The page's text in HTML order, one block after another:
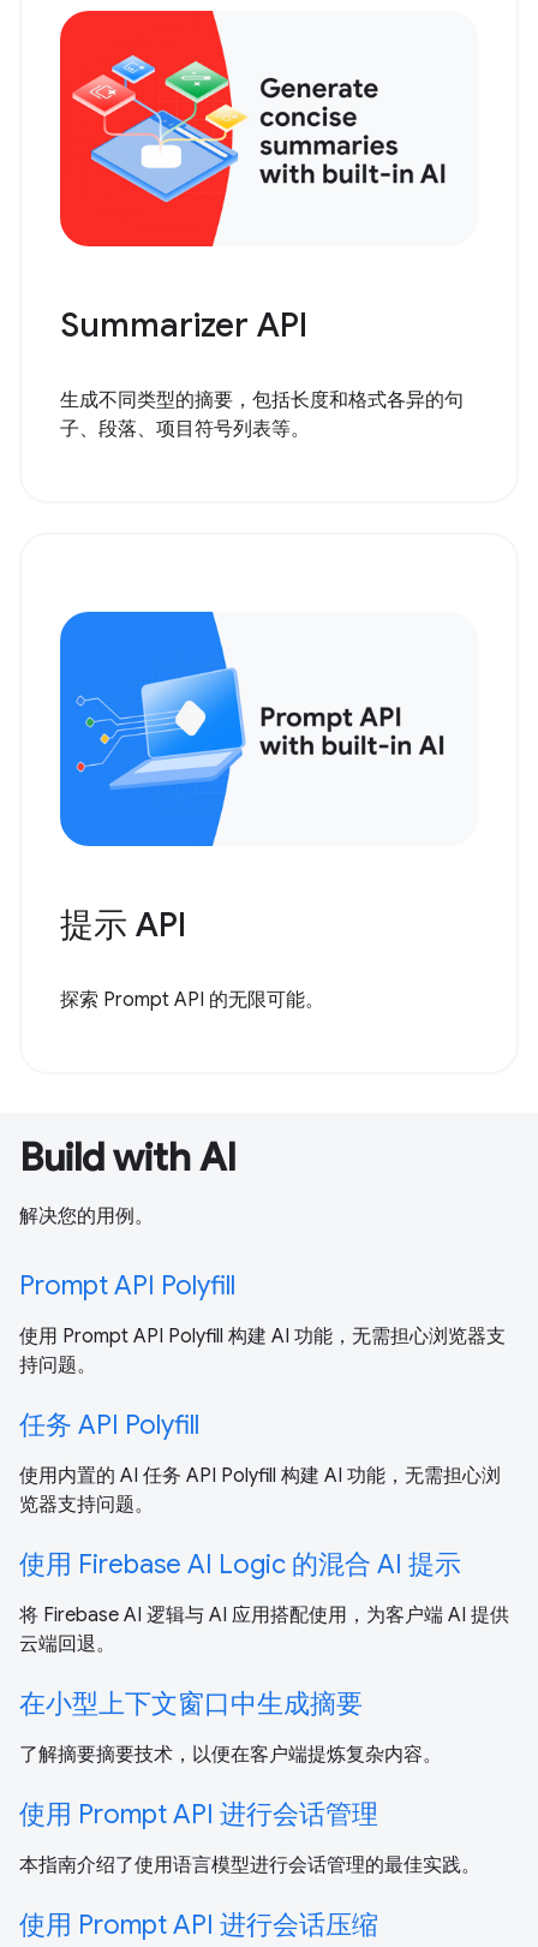
Summarizer API
生成不同类型的摘要，包括长度和格式各异的句
子、段落、项目符号列表等。
提示 API
探索 Prompt API 的无限可能。
Build with AI
解决您的用例。
Prompt API Polyfill
使用 Prompt API Polyfill 构建 AI 功能，无需担心浏览器支
持问题。
任务 API Polyfill
使用内置的 AI 任务 API Polyfill 构建 AI 功能，无需担心浏
览器支持问题。
使用 Firebase AI Logic 的混合 AI 提示
将 Firebase AI 逻辑与 AI 应用搭配使用，为客户端 AI 提供
云端回退。
在小型上下文窗口中生成摘要
了解摘要摘要技术，以便在客户端提炼复杂内容。
使用 Prompt API 进行会话管理
本指南介绍了使用语言模型进行会话管理的最佳实践。
使用 Prompt API 进行会话压缩